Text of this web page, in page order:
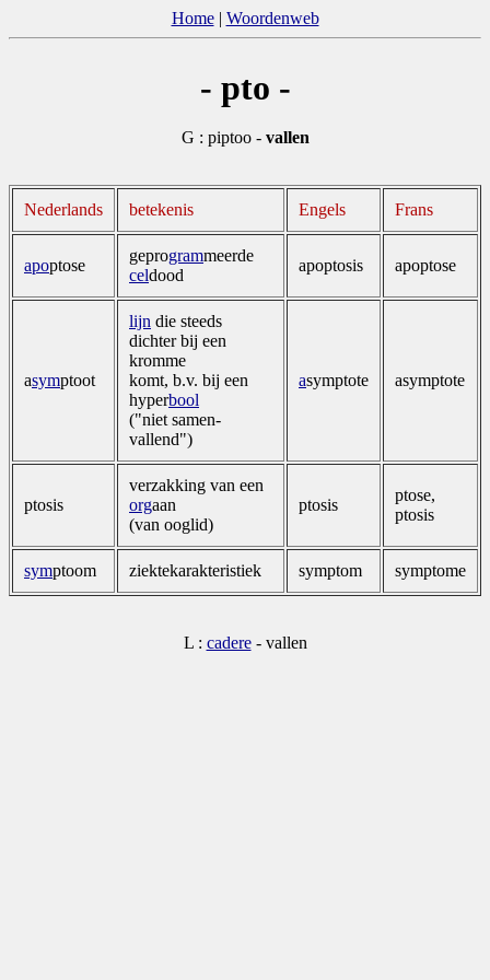
Home| Woordenweb
- pto -
G : piptoo - vallen
Nederlands betekenis Engels Frans
apoptose
geprogram­meerde
celdood
apoptosis apoptose
asymptoot
lijn die steeds
dichter bij een
kromme
komt, b.v. bij een
hyperbool
("niet samen­
vallend")
asymptote asymptote
ptosis
verzakking van een
orgaan
(van ooglid)
ptosis
ptose,
ptosis
symptoom ziekte­karakteristiek symptom symptome
L : cadere- vallen